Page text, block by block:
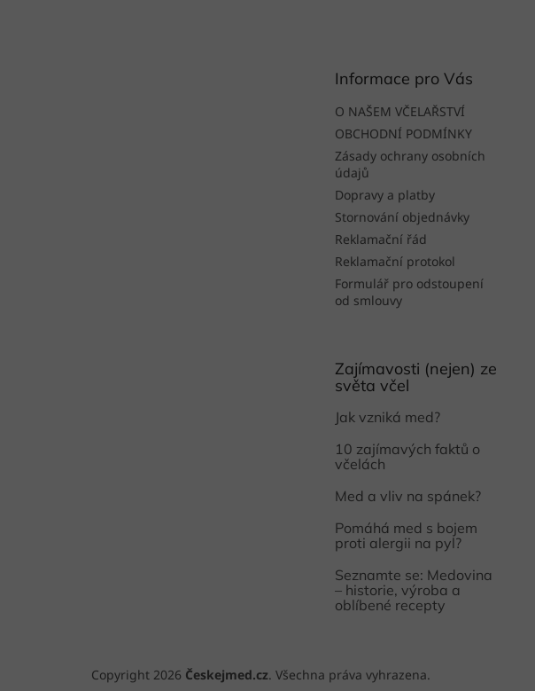
Informace pro Vás
O NAŠEM VČELAŘSTVÍ
OBCHODNÍ PODMÍNKY
Zásady ochrany osobních
údajů
Dopravy a platby
Stornování objednávky
Reklamační řád
Reklamační protokol
Formulář pro odstoupení
od smlouvy
Zajímavosti (nejen) ze
světa včel
Jak vzniká med?
10 zajímavých faktů o
včelách
Med a vliv na spánek?
Pomáhá med s bojem
proti alergii na pyl?
Seznamte se: Medovina
– historie, výroba a
oblíbené recepty
Copyright 2026 Českejmed.cz. Všechna práva vyhrazena.